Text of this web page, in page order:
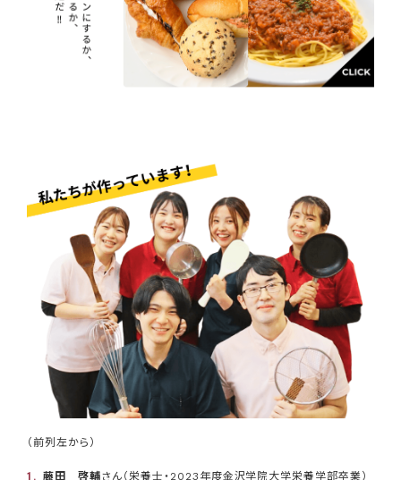
（前列左から）
藤田 啓輔さん（栄養士・2023年度金沢学院大学栄養学部卒業）